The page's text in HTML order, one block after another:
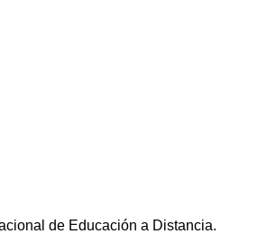
de Educación a Distancia.